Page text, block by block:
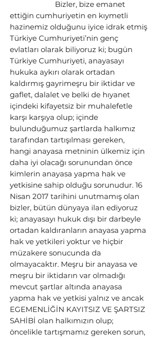
Bizler, bize emanet
ettiğin cumhuriyetin en kıymetli
hazinemiz olduğunu iyice idrak etmiş
Türkiye Cumhuriyeti’nin genç
evlatları olarak biliyoruz ki; bugün
Türkiye Cumhuriyeti, anayasayı
hukuka aykırı olarak ortadan
kaldırmış gayrimeşru bir iktidar ve
gaflet, dalalet ve belki de hıyanet
içindeki kifayetsiz bir muhalefetle
karşı karşıya olup; içinde
bulunduğumuz şartlarda halkımız
tarafından tartışılması gereken,
hangi anayasa metninin ülkemiz için
daha iyi olacağı sorunundan önce
kimlerin anayasa yapma hak ve
yetkisine sahip olduğu sorunudur. 16
Nisan 2017 tarihini unutmamış olan
bizler, bütün dünyaya ilan ediyoruz
ki; anayasayı hukuk dışı bir darbeyle
ortadan kaldıranların anayasa yapma
hak ve yetkileri yoktur ve hiçbir
müzakere sonucunda da
olmayacaktır. Meşru bir anayasa ve
meşru bir iktidarın var olmadığı
mevcut şartlar altında anayasa
yapma hak ve yetkisi yalnız ve ancak
EGEMENLİĞİN KAYITSIZ VE ŞARTSIZ
SAHİBİ olan halkımızın olup;
öncelikle tartışmamız gereken sorun,